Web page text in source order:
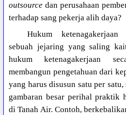
outsource dan perusahaan
terhadap sang pekerja alih daya?
Hukum ketenagakerjaan
sebuah jejaring yang saling
hukum ketenagakerjaan
membangun pengetahuan dari
yang harus disusun satu per
gambaran besar perihal praktik
di Tanah Air. Contoh,